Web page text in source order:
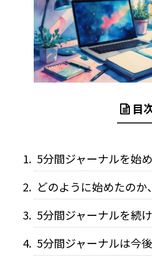
目
5分間ジャーナルを始
どのように始めたのか
5分間ジャーナルを続
5分間ジャーナルは今